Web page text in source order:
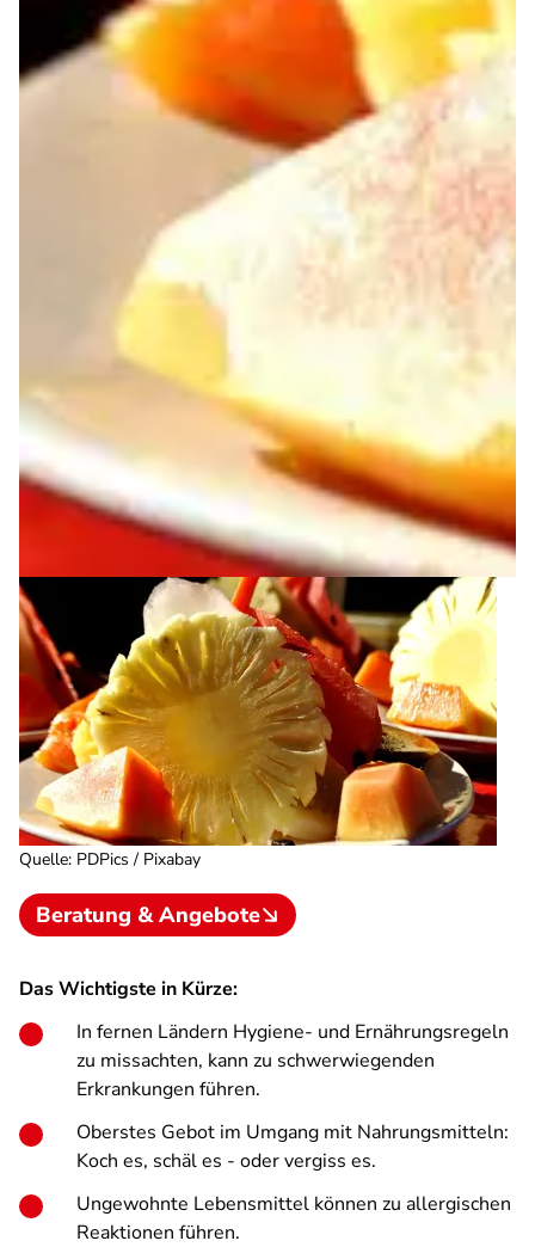
Quelle: PDPics / Pixabay
Beratung & Angebote
Das Wichtigste in Kürze:
In fernen Ländern Hygiene- und Ernährungsregeln
zu missachten, kann zu schwerwiegenden
Erkrankungen führen.
Oberstes Gebot im Umgang mit Nahrungsmitteln:
Koch es, schäl es - oder vergiss es.
Ungewohnte Lebensmittel können zu allergischen
Reaktionen führen.